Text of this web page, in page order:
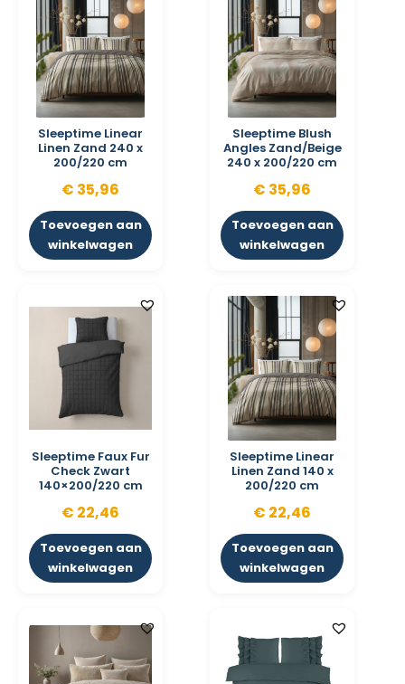
Sleeptime Linear
Linen Zand 240 x
200/220 cm
€ 35,96
Toevoegen aan
winkelwagen
Sleeptime Blush
Angles Zand/Beige
240 x 200/220 cm
€ 35,96
Toevoegen aan
winkelwagen
Sleeptime Faux Fur
Check Zwart
140×200/220 cm
€ 22,46
Toevoegen aan
winkelwagen
Sleeptime Linear
Linen Zand 140 x
200/220 cm
€ 22,46
Toevoegen aan
winkelwagen